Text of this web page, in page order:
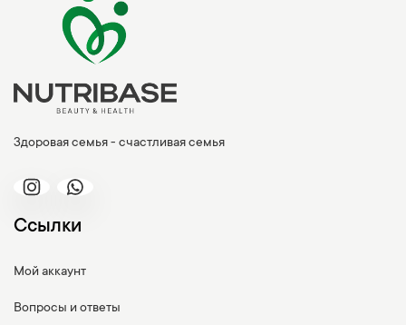
Здоровая семья - счастливая семья
Ссылки
Мой аккаунт
Вопросы и ответы